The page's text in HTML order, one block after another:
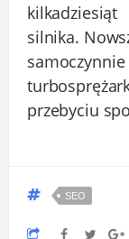
silnika.
przebyciu
SEO